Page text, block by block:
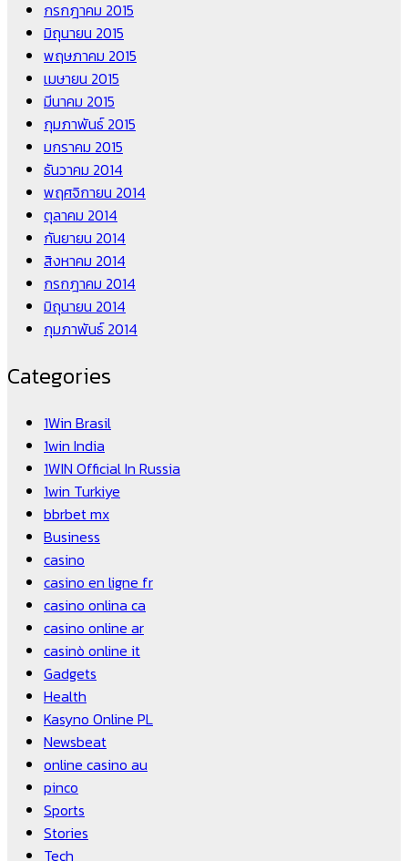
กรกฎาคม 2015
มิถุนายน 2015
พฤษภาคม 2015
เมษายน 2015
มีนาคม 2015
กุมภาพันธ์ 2015
มกราคม 2015
ธันวาคม 2014
พฤศจิกายน 2014
ตุลาคม 2014
กันยายน 2014
สิงหาคม 2014
กรกฎาคม 2014
มิถุนายน 2014
กุมภาพันธ์ 2014
Categories
1Win Brasil
1win India
1WIN Official In Russia
1win Turkiye
bbrbet mx
Business
casino
casino en ligne fr
casino onlina ca
casino online ar
casinò online it
Gadgets
Health
Kasyno Online PL
Newsbeat
online casino au
pinco
Sports
Stories
Tech